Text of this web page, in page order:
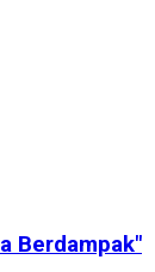
Berdampak"